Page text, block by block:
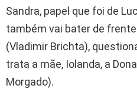
Sandra, papel que foi de
também vai bater de
(Vladimir Brichta),
trata a mãe, Iolanda, a
Morgado).